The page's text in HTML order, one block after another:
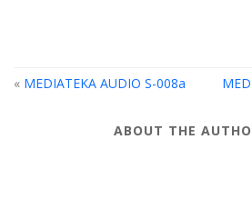
« MEDIATEKA AUDIO S-008a
ABOUT THE